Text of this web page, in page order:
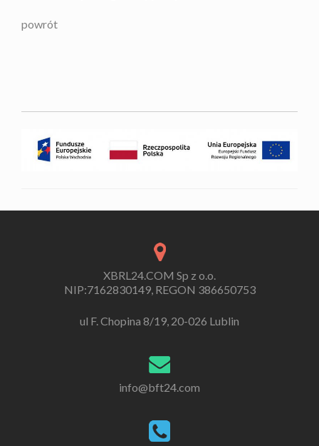
powrót
XBRL24.COM Sp z o.o.
NIP:7162830149, REGON 386650753
ul F. Chopina 8/19, 20-026 Lublin
info@bft24.com